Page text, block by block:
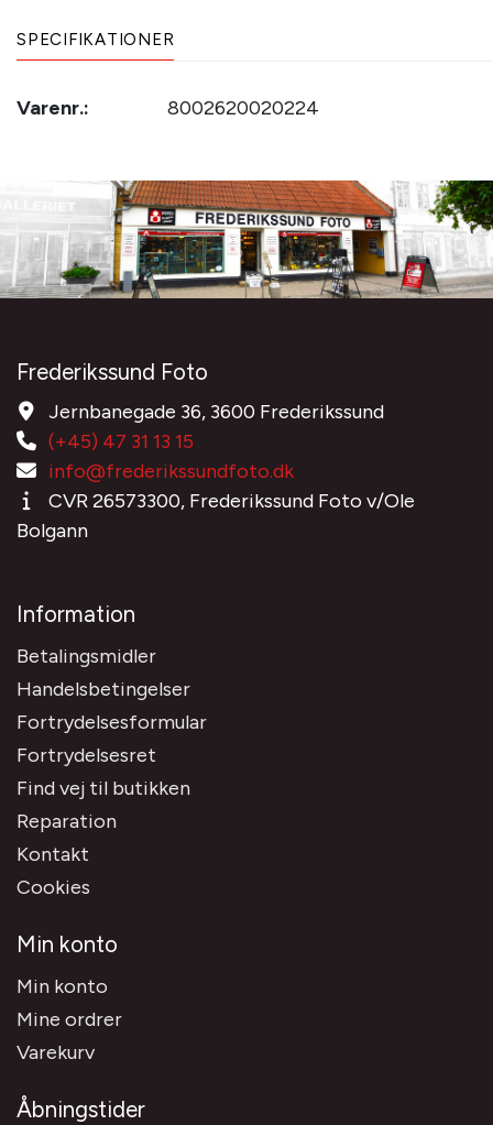
SPECIFIKATIONER
Varenr.: 8002620020224
Frederikssund Foto
Jernbanegade 36, 3600 Frederikssund
(+45) 47 31 13 15
info@frederikssundfoto.dk
CVR 26573300, Frederikssund Foto v/Ole
Bolgann
Information
Betalingsmidler
Handelsbetingelser
Fortrydelsesformular
Fortrydelsesret
Find vej til butikken
Reparation
Kontakt
Cookies
Min konto
Min konto
Mine ordrer
Varekurv
Åbningstider